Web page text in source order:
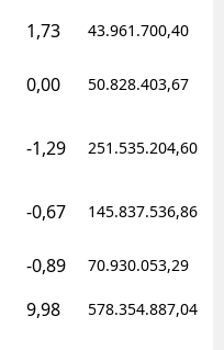
Kahramanmaraş
Nevşehir
Niğde
1,73 43.961.700,40
0,00 50.828.403,67
-1,29 251.535.204,60
-0,67 145.837.536,86
-0,89 70.930.053,29
9,98 578.354.887,04